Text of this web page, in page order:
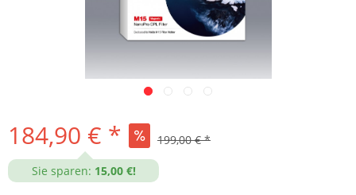
184,90 € * 199,00 € *
Sie sparen: 15,00 €!